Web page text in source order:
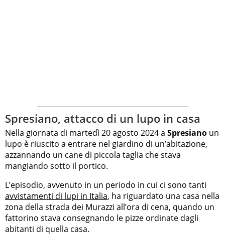
Spresiano, attacco di un lupo in casa
Nella giornata di martedì 20 agosto 2024 a Spresiano un
lupo è riuscito a entrare nel giardino di un’abitazione,
azzannando un cane di piccola taglia che stava
mangiando sotto il portico.
L’episodio, avvenuto in un periodo in cui ci sono tanti
avvistamenti di lupi in Italia, ha riguardato una casa nella
zona della strada dei Murazzi all’ora di cena, quando un
fattorino stava consegnando le pizze ordinate dagli
abitanti di quella casa.